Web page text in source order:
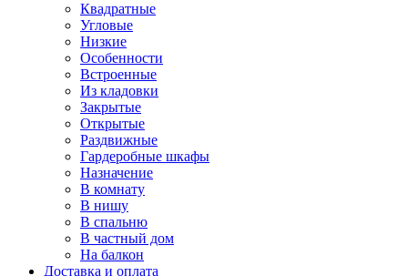
Квадратные
Угловые
Низкие
Особенности
Встроенные
Из кладовки
Закрытые
Открытые
Раздвижные
Гардеробные шкафы
Назначение
В комнату
В нишу
В спальню
В частный дом
На балкон
Доставка и оплата